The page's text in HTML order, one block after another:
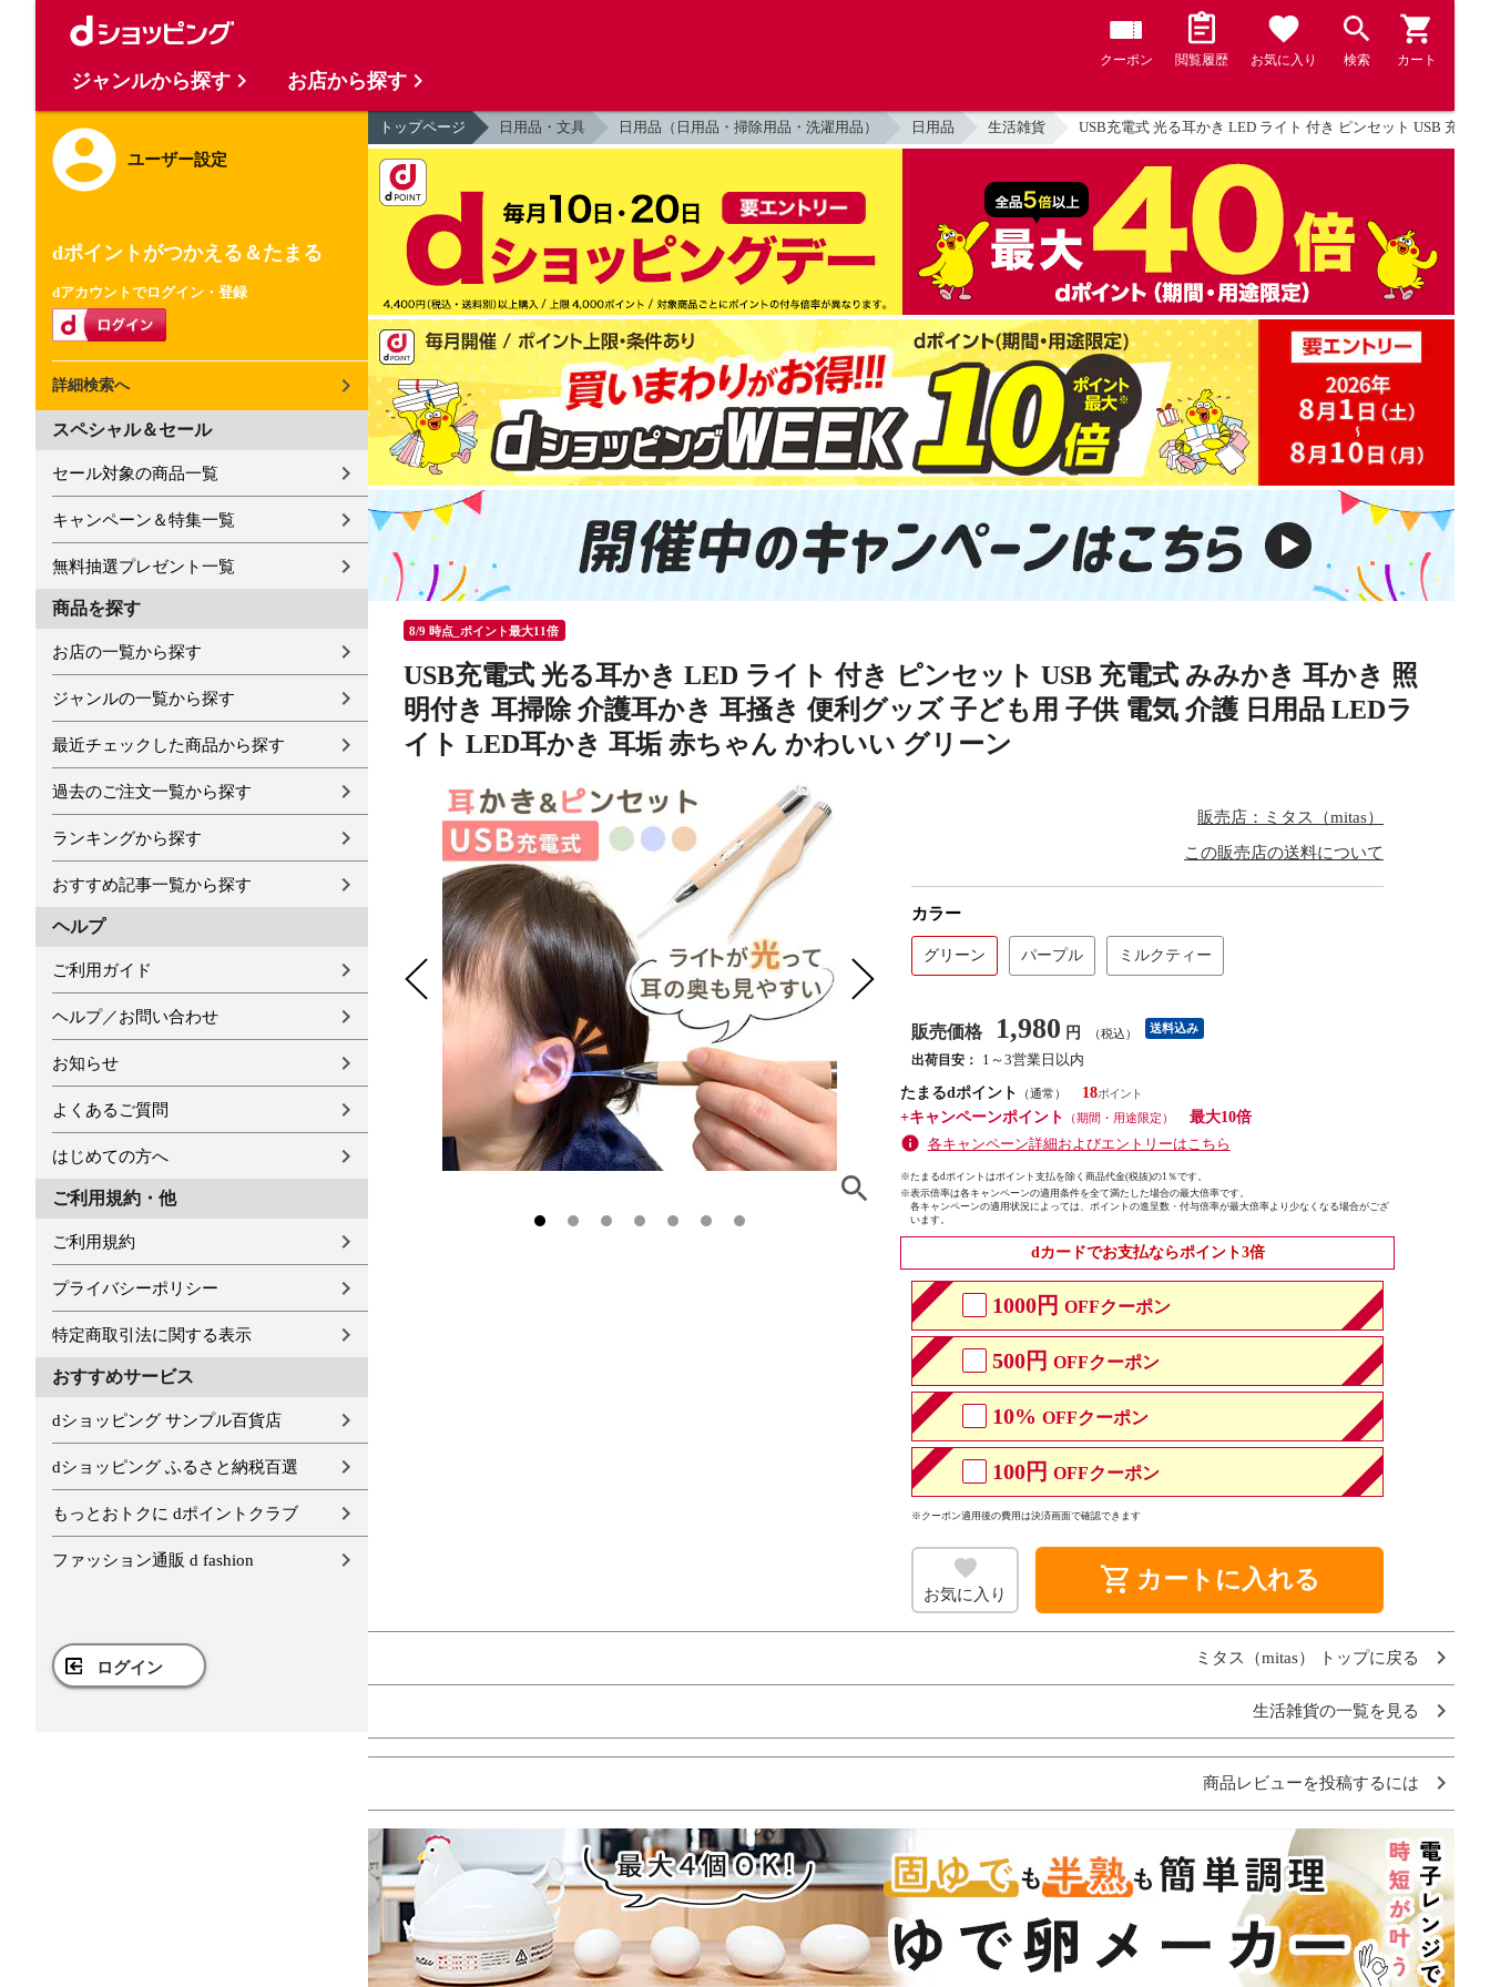
クーポン 閲覧履歴 お気に入り 検索 カート
ユーザー設定
dポイントがつかえる＆たまる
dアカウントでログイン・登録
詳細検索へ
スペシャル＆セール
セール対象の商品一覧
キャンペーン＆特集一覧
無料抽選プレゼント一覧
商品を探す
お店の一覧から探す
ジャンルの一覧から探す
最近チェックした商品から探す
過去のご注文一覧から探す
ランキングから探す
おすすめ記事一覧から探す
ヘルプ
ご利用ガイド
ヘルプ／お問い合わせ
お知らせ
よくあるご質問
はじめての方へ
ご利用規約・他
ご利用規約
プライバシーポリシー
特定商取引法に関する表示
おすすめサービス
dショッピング サンプル百貨店
dショッピング ふるさと納税百選
もっとおトクに dポイントクラブ
ファッション通販 d fashion
ログイン
トップページ 日用品・文具 日用品（日用品・掃除用品・洗濯用品） 日用品 生活雑貨 USB充電式 光る耳かき LED ライト 付き ピンセット USB 充電
8/9 時点_ポイント最大11倍
USB充電式 光る耳かき LED ライト 付き ピンセット USB 充電式 みみかき 耳かき 照
明付き 耳掃除 介護耳かき 耳掻き 便利グッズ 子ども用 子供 電気 介護 日用品 LEDラ
イト LED耳かき 耳垢 赤ちゃん かわいい グリーン
販売店：ミタス（mitas）
この販売店の送料について
カラー
グリーン パープル ミルクティー
販売価格 1,980 円 （税込） 送料込み
出荷目安：
1～3営業日以内
たまるdポイント
（通常）
18
+キャンペーンポイント
（期間・用途限定）
最大10倍
各キャンペーン詳細およびエントリーはこちら
※たまるdポイントはポイント支払を除く商品代金(税抜)の1％です。
※表示倍率は各キャンペーンの適用条件を全て満たした場合の最大倍率です。
各キャンペーンの適用状況によっては、ポイントの進呈数・付与倍率が最大倍率より少なくなる場合がござ
います。
dカードでお支払ならポイント3倍
1000円 OFFクーポン
500円 OFFクーポン
10% OFFクーポン
100円 OFFクーポン
※クーポン適用後の費用は決済画面で確認できます
お気に入り shopping_cart カートに入れる
ミタス（mitas） トップに戻る
生活雑貨の一覧を見る
商品レビューを投稿するには
ジャンルから探す お店から探す